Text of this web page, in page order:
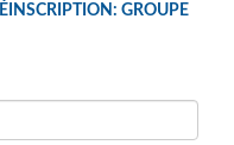
GROUPE